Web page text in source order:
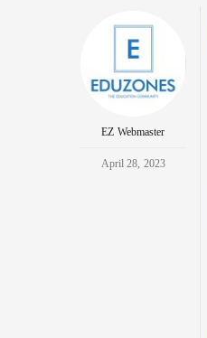
EZ Webmaster
April 28, 2023